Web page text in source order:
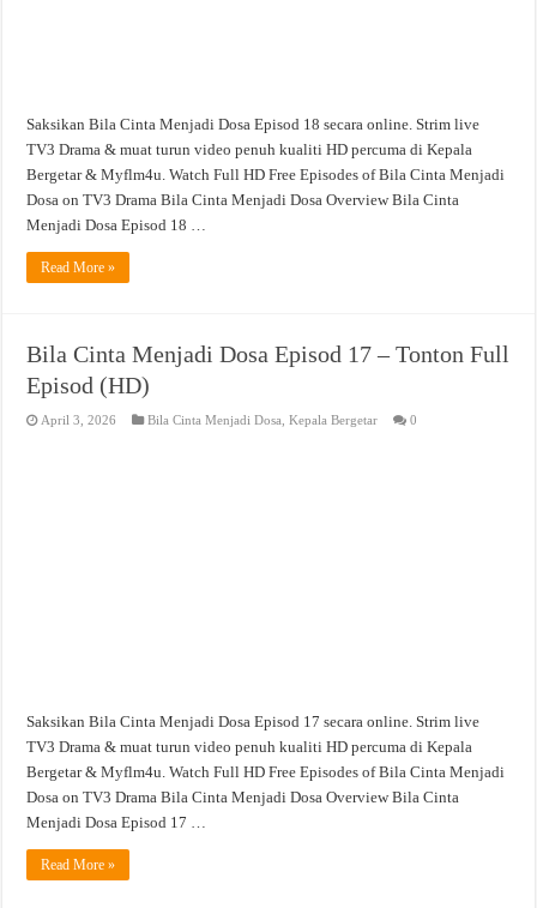
Saksikan Bila Cinta Menjadi Dosa Episod 18 secara online. Strim live
TV3 Drama & muat turun video penuh kualiti HD percuma di Kepala
Bergetar & Myflm4u. Watch Full HD Free Episodes of Bila Cinta Menjadi
Dosa on TV3 Drama Bila Cinta Menjadi Dosa Overview Bila Cinta
Menjadi Dosa Episod 18 …
Read More »
Bila Cinta Menjadi Dosa Episod 17 – Tonton Full
Episod (HD)
April 3, 2026 Bila Cinta Menjadi Dosa ,Kepala Bergetar 0
Saksikan Bila Cinta Menjadi Dosa Episod 17 secara online. Strim live
TV3 Drama & muat turun video penuh kualiti HD percuma di Kepala
Bergetar & Myflm4u. Watch Full HD Free Episodes of Bila Cinta Menjadi
Dosa on TV3 Drama Bila Cinta Menjadi Dosa Overview Bila Cinta
Menjadi Dosa Episod 17 …
Read More »